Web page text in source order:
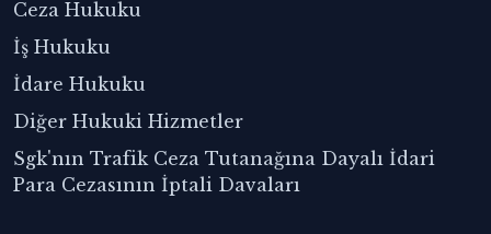
Ceza Hukuku
İş Hukuku
İdare Hukuku
Diğer Hukuki Hizmetler
Sgk'nın Trafik Ceza Tutanağına Dayalı İdari
Para Cezasının İptali Davaları